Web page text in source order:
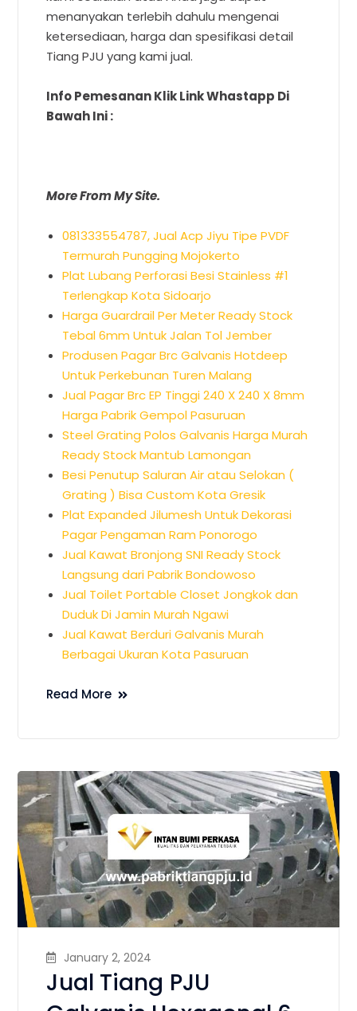
menanyakan terlebih dahulu mengenai
ketersediaan, harga dan spesifikasi detail
Tiang PJU yang kami jual.
Info Pemesanan Klik Link Whastapp Di
Bawah Ini :
More From My Site.
081333554787, Jual Acp Jiyu Tipe PVDF
Termurah Pungging Mojokerto
Plat Lubang Perforasi Besi Stainless #1
Terlengkap Kota Sidoarjo
Harga Guardrail Per Meter Ready Stock
Tebal 6mm Untuk Jalan Tol Jember
Produsen Pagar Brc Galvanis Hotdeep
Untuk Perkebunan Turen Malang
Jual Pagar Brc EP Tinggi 240 X 240 X 8mm
Harga Pabrik Gempol Pasuruan
Steel Grating Polos Galvanis Harga Murah
Ready Stock Mantub Lamongan
Besi Penutup Saluran Air atau Selokan (
Grating ) Bisa Custom Kota Gresik
Plat Expanded Jilumesh Untuk Dekorasi
Pagar Pengaman Ram Ponorogo
Jual Kawat Bronjong SNI Ready Stock
Langsung dari Pabrik Bondowoso
Jual Toilet Portable Closet Jongkok dan
Duduk Di Jamin Murah Ngawi
Jual Kawat Berduri Galvanis Murah
Berbagai Ukuran Kota Pasuruan
Read More
January 2, 2024
Jual Tiang PJU